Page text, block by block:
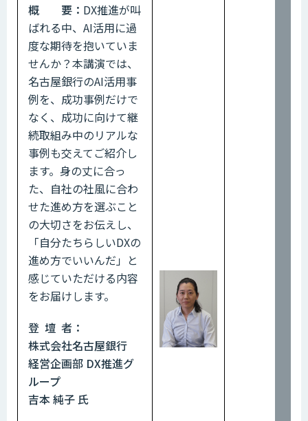
概 要： DX推進が叫
ばれる中、AI活用に過
度な期待を抱いていま
せんか？本講演では、
名古屋銀行のAI活用事
例を、成功事例だけで
なく、成功に向けて継
続取組み中のリアルな
事例も交えてご紹介し
ます。身の丈に合っ
た、自社の社風に合わ
せた進め方を選ぶこと
の大切さをお伝えし、
「自分たちらしいDXの
進め方でいいんだ」と
感じていただける内容
をお届けします。
登 壇 者：
株式会社名古屋銀行
経営企画部 DX推進グ
ループ
吉本 純子氏